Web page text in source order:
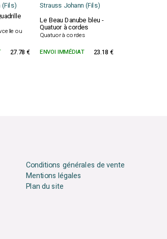
(Fils)
Strauss Johann (Fils)
ou
Le Beau Danube bleu -
Quatuor à cordes
Quatuor à cordes
27.78 € ENVOI IMMÉDIAT 23.18 €
Conditions générales de vente
Mentions légales
Plan du site